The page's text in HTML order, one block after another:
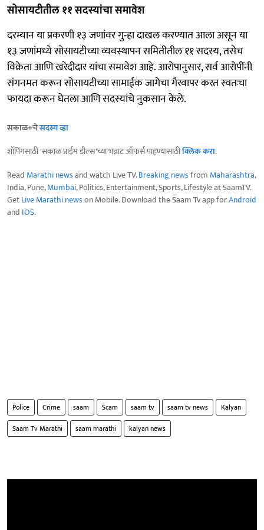
सोसायटीतील ११ सदस्यांचा समावेश
दरम्यान या प्रकरणी १३ जणांवर गुन्हा दाखल करण्यात आला असून या
१३ जणांमध्ये सोसायटीच्या व्यवस्थापन समितीतील ११ सदस्य, तसेच
विक्रेता आणि खरेदीदार यांचा समावेश आहे. आरोपानुसार, सर्व आरोपींनी
संगनमत करून सोसायटीच्या सामाईक जागेचा गैरवापर करत स्वतःचा
फायदा करून घेतला आणि सदस्यांचे नुकसान केले.
सकाळ+चेसदस्य व्हा
शॉपिंगसाठी 'सकाळ प्राईम डील्स'च्या भन्नाट ऑफर्स पाहण्यासाठीक्लिक करा.
Read Marathi newsand watch Live TV.Breaking newsfrom Maharashtra,
India, Pune,Mumbai, Politics, Entertainment, Sports, Lifestyle at SaamTV.
GetLive Marathi newson Mobile. Download the Saam Tv app forAndroid
and IOS.
Police Crime saam Scam saam tv saam tv news
Kalyan
Saam Tv Marathi
saam marathi kalyan news